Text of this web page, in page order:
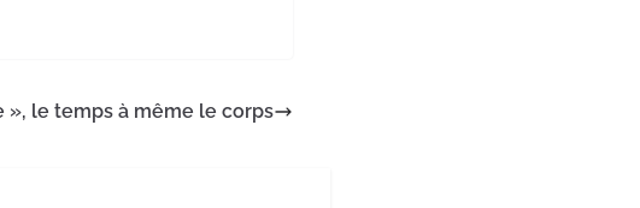
», le temps à même le corps